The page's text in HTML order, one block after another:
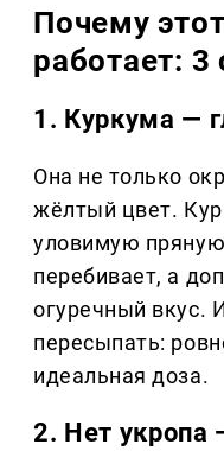
Почему
работает: 3
1. Куркума —
Она не только
жёлтый цвет.
уловимую пряную
перебивает, а
огуречный вкус.
пересыпать:
идеальная доза.
2. Нет укропа